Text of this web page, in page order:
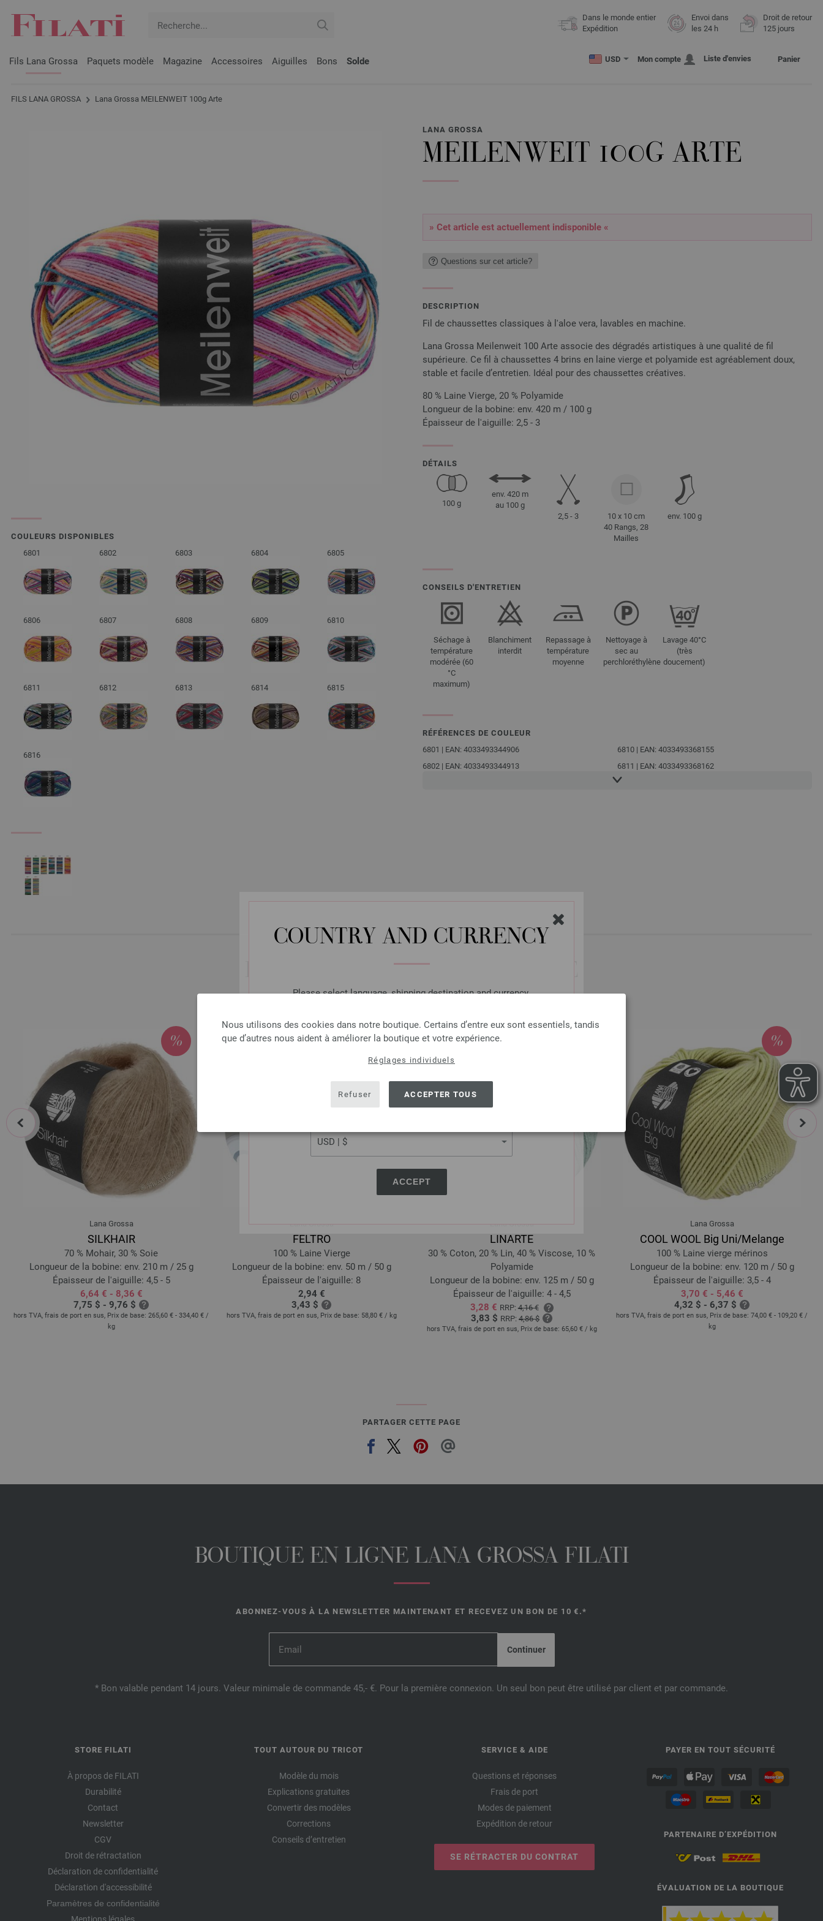
COUNTRY AND CURRENCY
Please select language, shipping destination and currency.
USA - The United States of America
ACCEPT
Nous utilisons des cookies dans notre boutique. Certains d’entre eux sont essentiels, tandis
que d’autres nous aident à améliorer la boutique et votre expérience.
Réglages individuels
Refuser ACCEPTER TOUS
Dans le monde entier
Expédition
Envoi dans
les 24 h
Droit de retour
125 jours
Fils Lana Grossa Paquets modèle Magazine Accessoires Aiguilles Bons Solde USD Mon compte Liste d'envies Panier
FILS LANA GROSSA Lana Grossa MEILENWEIT 100g Arte
COULEURS DISPONIBLES
6801
6802 6803 6804 6805
6806 6807 6808 6809 6810
6811 6812 6813 6814 6815
6816
LANA GROSSA
MEILENWEIT 100G ARTE
» Cet article est actuellement indisponible «
Questions sur cet article?
DESCRIPTION
Fil de chaussettes classiques à l'aloe vera, lavables en machine.
Lana Grossa Meilenweit 100 Arte associe des dégradés artistiques à une qualité de fil
supérieure. Ce fil à chaussettes 4 brins en laine vierge et polyamide est agréablement doux,
stable et facile d’entretien. Idéal pour des chaussettes créatives.
80 % Laine Vierge, 20 % Polyamide
Longueur de la bobine: env. 420 m / 100 g
Épaisseur de l'aiguille: 2,5 - 3
DÉTAILS
100 g
env. 420 m
au 100 g
2,5 - 3
10 x 10 cm
40 Rangs, 28
Mailles
env. 100 g
CONSEILS D'ENTRETIEN
Séchage à
température
modérée (60
°C
maximum)
Blanchiment
interdit
Repassage à
température
moyenne
Nettoyage à
sec au
perchloréthylène
Lavage 40°C
(très
doucement)
RÉFÉRENCES DE COULEUR
6801 | EAN: 4033493344906
6802 | EAN: 4033493344913
6810 | EAN: 4033493368155
6811 | EAN: 4033493368162
6812 | EAN: 4033493368179
LES CLIENTS ONT AUSSI ACHETÉ
Lana Grossa
SILKHAIR
70 % Mohair, 30 % Soie
Longueur de la bobine: env. 210 m / 25 g
Épaisseur de l'aiguille: 4,5 - 5
6,64 € - 8,36 €
7,75 $ - 9,76 $
hors TVA, frais de port en sus, Prix de base: 265,60 € - 334,40 € /
kg
Lana Grossa
FELTRO
100 % Laine Vierge
Longueur de la bobine: env. 50 m / 50 g
Épaisseur de l'aiguille: 8
2,94 €
3,43 $
hors TVA, frais de port en sus, Prix de base: 58,80 € / kg
Lana Grossa
LINARTE
30 % Coton, 20 % Lin, 40 % Viscose, 10 %
Polyamide
Longueur de la bobine: env. 125 m / 50 g
Épaisseur de l'aiguille: 4 - 4,5
3,28 € RRP:4,16 €
3,83 $ RRP: 4,86 $
hors TVA, frais de port en sus, Prix de base: 65,60 € / kg
Lana Grossa
COOL WOOL Big Uni/Melange
100 % Laine vierge mérinos
Longueur de la bobine: env. 120 m / 50 g
Épaisseur de l'aiguille: 3,5 - 4
3,70 € - 5,46 €
4,32 $ - 6,37 $
hors TVA, frais de port en sus, Prix de base: 74,00 € - 109,20 € /
kg
prev next
PARTAGER CETTE PAGE
BOUTIQUE EN LIGNE LANA GROSSA FILATI
ABONNEZ-VOUS À LA NEWSLETTER MAINTENANT ET RECEVEZ UN BON DE 10 €.*
* Bon valable pendant 14 jours. Valeur minimale de commande 45,- €. Pour la première connexion. Un seul bon peut être utilisé par client et par commande.
STORE FILATI
À propos de FILATI
Durabilité
Contact
Newsletter
CGV
Droit de rétractation
Déclaration de confidentialité
Déclaration d'accessibilité
Paramètres de confidentialité
TOUT AUTOUR DU TRICOT
Modèle du mois
Explications gratuites
Convertir des modèles
Corrections
Conseils d’entretien
SERVICE & AIDE
Questions et réponses
Frais de port
Modes de paiement
Expédition de retour
SE RÉTRACTER DU CONTRAT
PAYER EN TOUT SÉCURITÉ
PARTENAIRE D’EXPÉDITION
ÉVALUATION DE LA BOUTIQUE